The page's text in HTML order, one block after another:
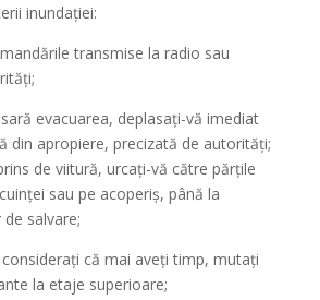
inundaţiei:
transmise la radio sau
evacuarea, deplasaţi-vă imediat
din apropiere, precizată de autorităţi;
de viitură, urcaţi-vă către părţile
sau pe acoperiş, până la
salvare;
că mai aveţi timp, mutaţi
la etaje superioare;